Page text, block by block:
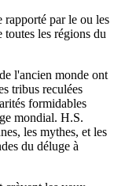
par le ou les
toutes les régions du
l'ancien monde ont
tribus reculées
formidables
mondial. H.S.
les mythes, et les
du déluge à